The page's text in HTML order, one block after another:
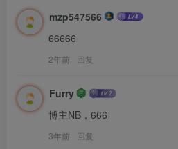
mzp547566
66666
2年前 回复
Furry
博主NB，666
3年前 回复